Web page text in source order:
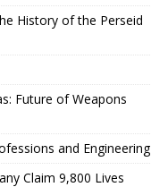
History of the Perseid
Future of Weapons
and Engineering
Claim 9,800 Lives